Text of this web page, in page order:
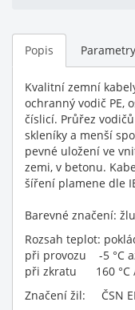
Popis Parametry
Kvalitní zemní
ochranný vodič PE,
číslicí. Průřez
skleníky a menší
pevné uložení ve
zemi, v betonu.
šíření plamene dle
Barevné značení:
Rozsah teplot:
při provozu -5 °C
při zkratu 160 °C
Značení žil: ČSN